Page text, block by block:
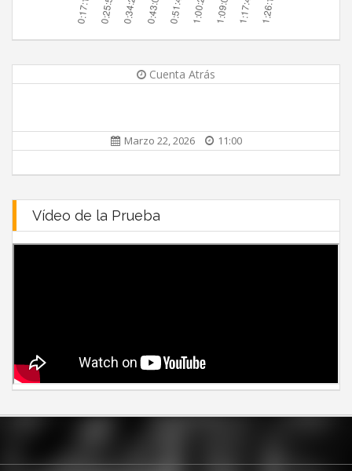
Cuenta Atrás
Marzo 22, 2026 11:00
Vídeo de la Prueba